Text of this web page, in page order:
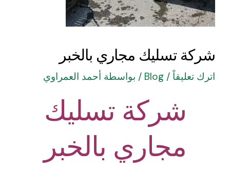
شركة تسليك مجاري بالخبر
اترك تعليقاً /
Blog / بواسطة أحمد العمراوي
شركة تسليك
مجاري بالخبر